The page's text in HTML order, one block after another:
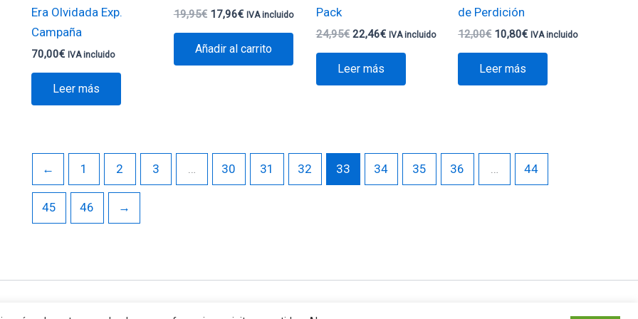
Era Olvidada Exp.
Campaña
70,00€ IVA incluido
Leer más
19,95€ 17,96€ IVA incluido
Añadir al carrito
Pack
24,95€ 22,46€ IVA incluido
Leer más
de Perdición
12,00€ 10,80€ IVA incluido
Leer más
← 1 2 3 30 31 32 33 34 35 36 44
45 46 →
© 2026 Va de Jocs | Funciona gracias aTema Astra para WordPress